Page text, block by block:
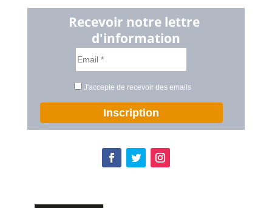
Recevoir notre lettre
d'information
J'accepte de recevoir des emails
Inscription